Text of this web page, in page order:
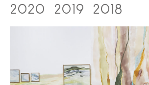
2020
2019 2018